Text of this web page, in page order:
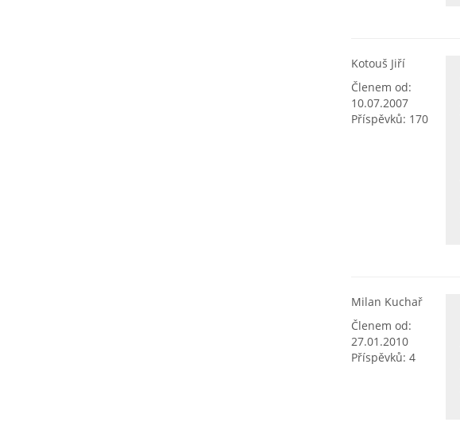
Kotouš Jiří
Členem od:
10.07.2007
Příspěvků: 170
Milan Kuchař
Členem od:
27.01.2010
Příspěvků: 4